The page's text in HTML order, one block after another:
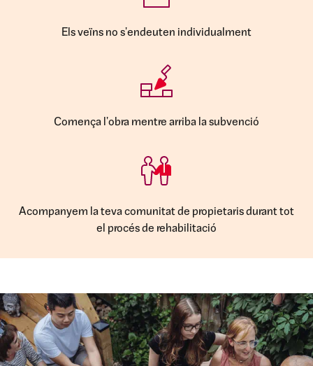
Els veïns no s'endeuten individualment
Comença l'obra mentre arriba la subvenció
Acompanyem la teva comunitat de propietaris durant tot
el procés de rehabilitació